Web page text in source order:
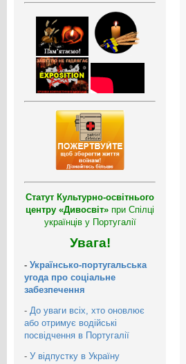
Статут Культурно-освітнього
центру «Дивосвіт» при Спілці
українців у Португалії
Увага!
- Українсько-португальська
угода про соціальне
забезпечення
- До уваги всіх, хто оновлює
або отримує водійські
посвідчення в Португалії
- У відпустку в Україну